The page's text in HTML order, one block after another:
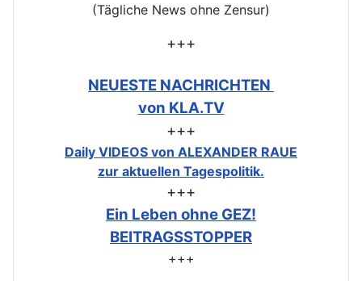
(Tägliche News ohne Zensur)
+++
NEUESTE NACHRICHTEN
von KLA.TV
+++
Daily VIDEOS von ALEXANDER RAUE
zur aktuellen Tagespolitik.
+++
Ein Leben ohne GEZ!
BEITRAGSSTOPPER
+++